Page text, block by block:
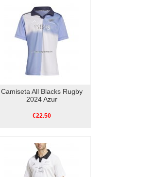
Camiseta All Blacks Rugby
2024 Azur
€22.50